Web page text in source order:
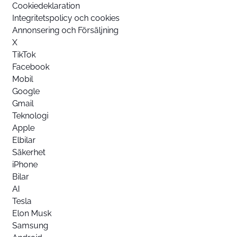
Cookiedeklaration
Integritetspolicy och cookies
Annonsering och Försäljning
X
TikTok
Facebook
Mobil
Google
Gmail
Teknologi
Apple
Elbilar
Säkerhet
iPhone
Bilar
AI
Tesla
Elon Musk
Samsung